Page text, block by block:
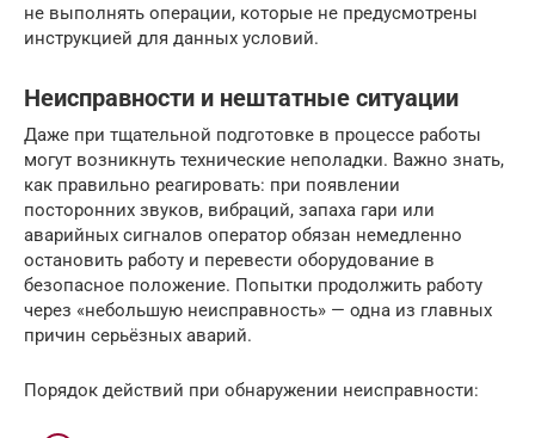
не выполнять операции, которые не предусмотрены
инструкцией для данных условий.
Неисправности и нештатные ситуации
Даже при тщательной подготовке в процессе работы
могут возникнуть технические неполадки. Важно знать,
как правильно реагировать: при появлении
посторонних звуков, вибраций, запаха гари или
аварийных сигналов оператор обязан немедленно
остановить работу и перевести оборудование в
безопасное положение. Попытки продолжить работу
через «небольшую неисправность» — одна из главных
причин серьёзных аварий.
Порядок действий при обнаружении неисправности: